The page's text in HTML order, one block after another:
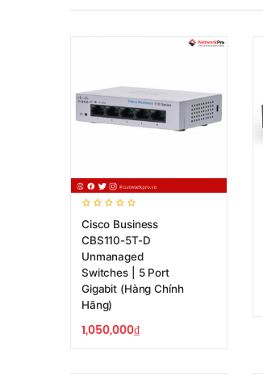
Cisco Business
CBS110-5T-D
Unmanaged
Switches | 5 Port
Gigabit (Hàng Chính
Hãng)
1,050,000₫